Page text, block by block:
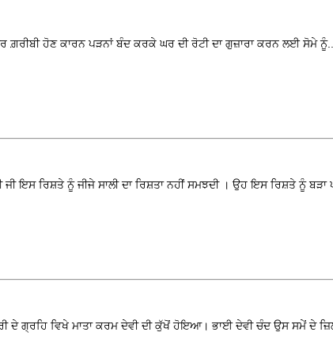
ਗ਼ਰੀਬੀ ਹੋਣ ਕਾਰਨ ਪੜਨਾਂ ਬੰਦ ਕਰਕੇ ਘਰ ਦੀ ਰੋਟੀ ਦਾ ਗੁਜ਼ਾਰਾ ਕਰਨ ਲਈ ਸੋਮੇ ਨੂੰ...
ਜੀ ਇਸ ਰਿਸ਼ਤੇ ਨੂੰ ਜੀਜੇ ਸਾਲੀ ਦਾ ਰਿਸ਼ਤਾ ਨਹੀਂ ਸਮਝਦੀ । ਉਹ ਇਸ ਰਿਸ਼ਤੇ ਨੂੰ ਬੜਾ
ਦੇ ਗ੍ਰਹਿ ਵਿਖੇ ਮਾਤਾ ਕਰਮ ਦੇਵੀ ਦੀ ਕੁੱਖੋਂ ਹੋਇਆ। ਭਾਈ ਦੇਵੀ ਚੰਦ ਉਸ ਸਮੇਂ ਦੇ